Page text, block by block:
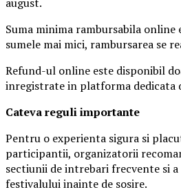
Suma minima rambursabila online
sumele mai mici, rambursarea se
Refund-ul online este disponibil
inregistrate in platforma dedicata
Cateva reguli importante
Pentru o experienta sigura si
participantii, organizatorii
sectiunii de intrebari frecvente si
festivalului inainte de sosire.